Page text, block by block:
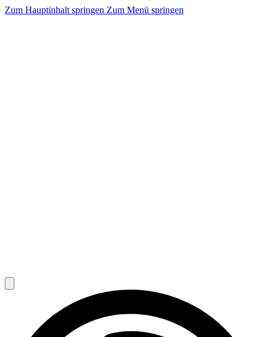
Zum Hauptinhalt springen Zum Menü springen